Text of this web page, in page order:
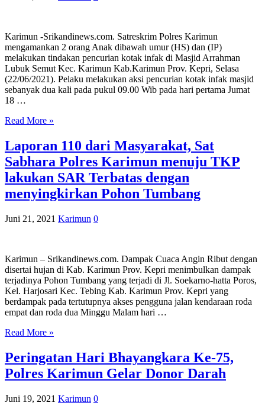
Karimun -Srikandinews.com. Satreskrim Polres Karimun
mengamankan 2 orang Anak dibawah umur (HS) dan (IP)
melakukan tindakan pencurian kotak infak di Masjid Arrahman
Lubuk Semut Kec. Karimun Kab.Karimun Prov. Kepri, Selasa
(22/06/2021). Pelaku melakukan aksi pencurian kotak infak masjid
sebanyak dua kali pada pukul 09.00 Wib pada hari pertama Jumat
18 …
Read More »
Laporan 110 dari Masyarakat, Sat
Sabhara Polres Karimun menuju TKP
lakukan SAR Terbatas dengan
menyingkirkan Pohon Tumbang
Juni 21, 2021 Karimun 0
Karimun – Srikandinews.com. Dampak Cuaca Angin Ribut dengan
disertai hujan di Kab. Karimun Prov. Kepri menimbulkan dampak
terjadinya Pohon Tumbang yang terjadi di Jl. Soekarno-hatta Poros,
Kel. Harjosari Kec. Tebing Kab. Karimun Prov. Kepri yang
berdampak pada tertutupnya akses pengguna jalan kendaraan roda
empat dan roda dua Minggu Malam hari …
Read More »
Peringatan Hari Bhayangkara Ke-75,
Polres Karimun Gelar Donor Darah
Juni 19, 2021 Karimun 0